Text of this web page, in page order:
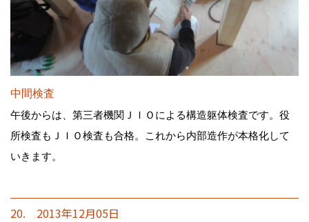
中間検査
午後からは、第三者機関ＪＩＯによる構造躯体検査です。役
所検査もＪＩＯ検査も合格。これから内部造作が本格化して
いきます。
20. 2013年12月05日